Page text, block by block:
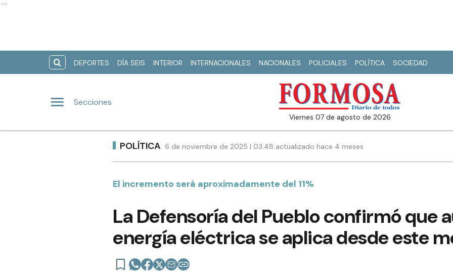
Ads
DEPORTES DÍA SEIS INTERIOR INTERNACIONALES NACIONALES POLICIALES POLÍTICA SOCIEDAD
Secciones
viernes 07 de agosto de 2026
POLÍTICA 6 de noviembre de 2025 | 03:48 actualizado hace 4 meses
El incremento será aproximadamente del 11%
La Defensoría del Pueblo confirmó que
energía eléctrica se aplica desde este